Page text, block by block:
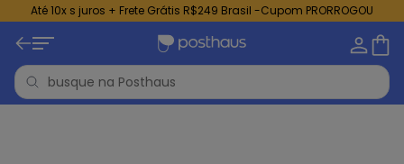
Até 10x s juros + Frete Grátis R$249 Brasil -Cupom PRORROGOU